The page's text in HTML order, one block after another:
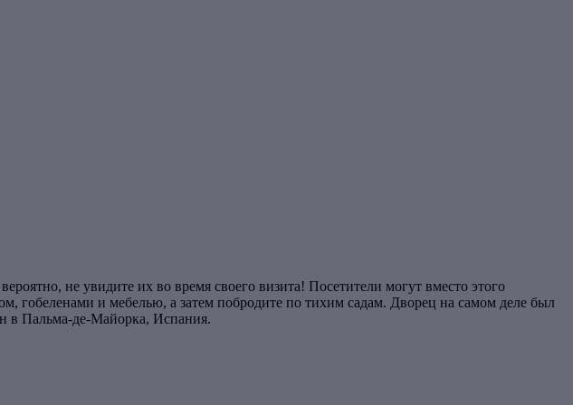
не увидите их во время своего визита! Посетители могут вместо этого
гобеленами и мебелью, а затем побродите по тихим садам. Дворец на самом деле был
в Пальма-де-Майорка, Испания.